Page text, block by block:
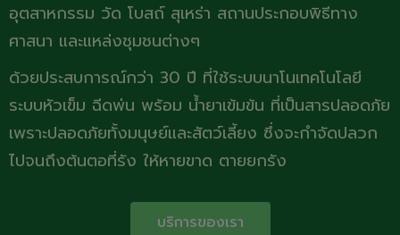
อุตสาหกรรม วัด โบสถ์ สุเหร่า สถานประกอบพิธีทาง
ศาสนา และแหล่งชุมชนต่างๆ
ด้วยประสบการณ์กว่า 30 ปี ที่ใช้ระบบนาโนเทคโนโลยี
ระบบหัวเข็ม ฉีดพ่น พร้อม น้ำยาเข้มข้น ที่เป็นสารปลอดภัย
เพราะปลอดภัยทั้งมนุษย์และสัตว์เลี้ยง ซึ่งจะกำจัดปลวก
ไปจนถึงต้นตอที่รัง ให้หายขาด ตายยกรัง
บริการของเรา